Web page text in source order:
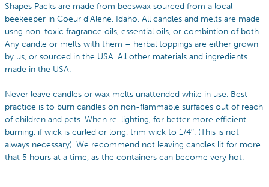
Shapes Packs are made from beeswax sourced from a local
beekeeper in Coeur d’Alene, Idaho. All candles and melts are made
usng non-toxic fragrance oils, essential oils, or combintion of both.
Any candle or melts with them – herbal toppings are either grown
by us, or sourced in the USA. All other materials and ingredients
made in the USA.
Never leave candles or wax melts unattended while in use. Best
practice is to burn candles on non-flammable surfaces out of reach
of children and pets. When re-lighting, for better more efficient
burning, if wick is curled or long, trim wick to 1/4″. (This is not
always necessary). We recommend not leaving candles lit for more
that 5 hours at a time, as the containers can become very hot.